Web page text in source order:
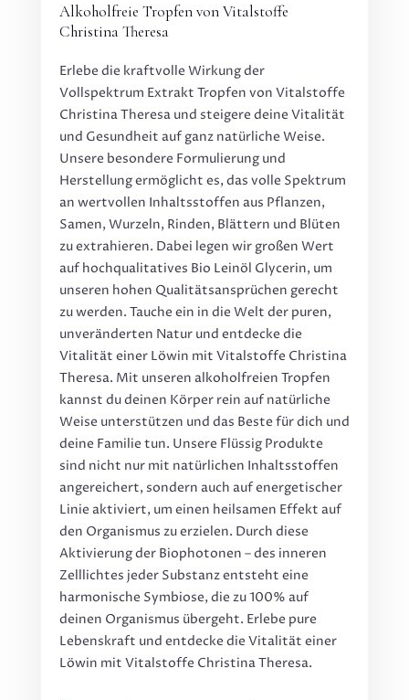
Alkoholfreie Tropfen von Vitalstoffe
Christina Theresa
Erlebe die kraftvolle Wirkung der
Vollspektrum Extrakt Tropfen von Vitalstoffe
Christina Theresa und steigere deine Vitalität
und Gesundheit auf ganz natürliche Weise.
Unsere besondere Formulierung und
Herstellung ermöglicht es, das volle Spektrum
an wertvollen Inhaltsstoffen aus Pflanzen,
Samen, Wurzeln, Rinden, Blättern und Blüten
zu extrahieren. Dabei legen wir großen Wert
auf hochqualitatives Bio Leinöl Glycerin, um
unseren hohen Qualitätsansprüchen gerecht
zu werden. Tauche ein in die Welt der puren,
unveränderten Natur und entdecke die
Vitalität einer Löwin mit Vitalstoffe Christina
Theresa. Mit unseren alkoholfreien Tropfen
kannst du deinen Körper rein auf natürliche
Weise unterstützen und das Beste für dich und
deine Familie tun. Unsere Flüssig Produkte
sind nicht nur mit natürlichen Inhaltsstoffen
angereichert, sondern auch auf energetischer
Linie aktiviert, um einen heilsamen Effekt auf
den Organismus zu erzielen. Durch diese
Aktivierung der Biophotonen – des inneren
Zelllichtes jeder Substanz entsteht eine
harmonische Symbiose, die zu 100% auf
deinen Organismus übergeht. Erlebe pure
Lebenskraft und entdecke die Vitalität einer
Löwin mit Vitalstoffe Christina Theresa.